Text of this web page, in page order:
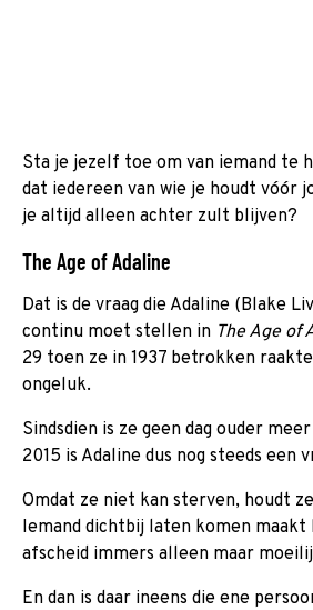
Sta je jezelf toe om van iemand te
dat iedereen van wie je houdt vóór
je altijd alleen achter zult blijven?
The Age of Adaline
Dat is de vraag die Adaline (Blake
continu moet stellen in The Age of
29 toen ze in 1937 betrokken
ongeluk.
Sindsdien is ze geen dag ouder
2015 is Adaline dus nog steeds een
Omdat ze niet kan sterven, houdt
Iemand dichtbij laten komen
afscheid immers alleen maar
En dan is daar ineens die ene